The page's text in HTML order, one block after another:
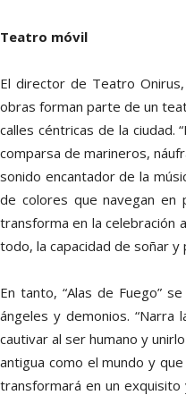
Teatro móvil
El director de Teatro
obras forman parte de un
calles céntricas de la ciudad.
comparsa de marineros,
sonido encantador de la
de colores que navegan en
transforma en la celebración
todo, la capacidad de soñar
En tanto, “Alas de Fuego”
ángeles y demonios. “Narra
cautivar al ser humano y
antigua como el mundo y
transformará en un exquisito